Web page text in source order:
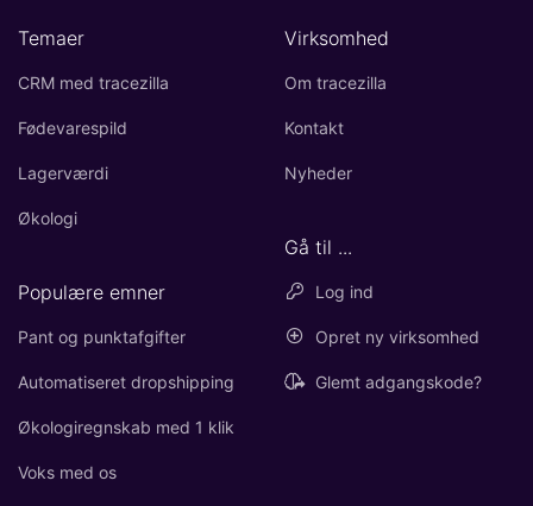
Temaer
CRM med tracezilla
Fødevarespild
Lagerværdi
Økologi
Populære emner
Pant og punktafgifter
Automatiseret dropshipping
Økologiregnskab med 1 klik
Voks med os
Virksomhed
Om tracezilla
Kontakt
Nyheder
Gå til ...
Log ind
Opret ny virksomhed
Glemt adgangskode?